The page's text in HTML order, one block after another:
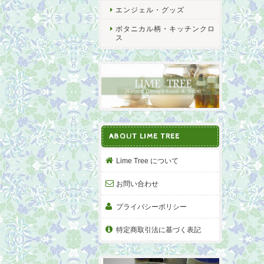
エンジェル・グッズ
ボタニカル柄・キッチンクロ
ス
ABOUT LIME TREE
Lime Tree について
お問い合わせ
プライバシーポリシー
特定商取引法に基づく表記